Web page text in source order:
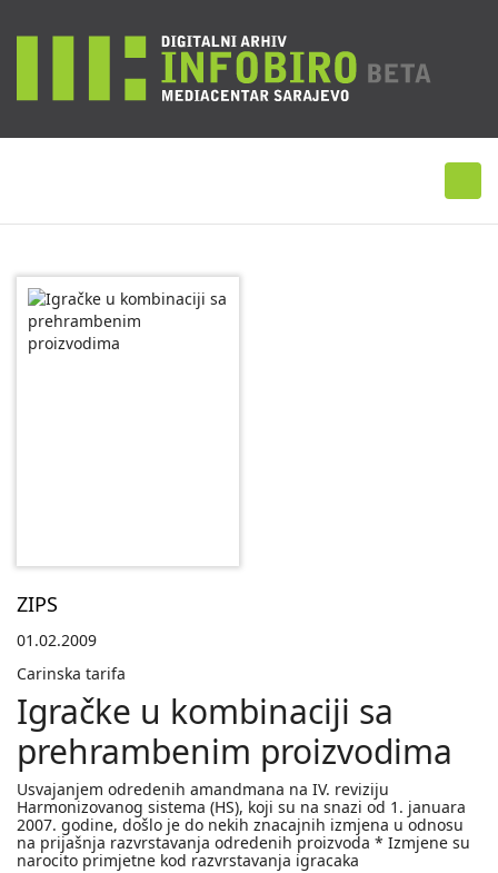
ZIPS
01.02.2009
Carinska tarifa
Igračke u kombinaciji sa
prehrambenim proizvodima
Usvajanjem odredenih amandmana na IV. reviziju
Harmonizovanog sistema (HS), koji su na snazi od 1. januara
2007. godine, došlo je do nekih znacajnih izmjena u odnosu
na prijašnja razvrstavanja odredenih proizvoda * Izmjene su
narocito primjetne kod razvrstavanja igracaka